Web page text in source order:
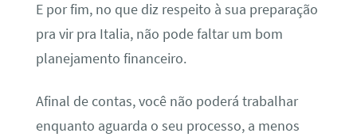
E por fim, no que diz respeito à sua preparação
pra vir pra Italia, não pode faltar um bom
planejamento financeiro.
Afinal de contas, você não poderá trabalhar
enquanto aguarda o seu processo, a menos